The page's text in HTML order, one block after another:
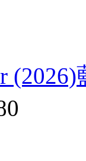
(2026)